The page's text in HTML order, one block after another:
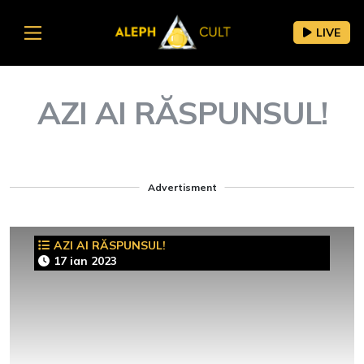
LIVE
AZI AI RĂSPUNSUL!
Advertisment
AZI AI RĂSPUNSUL!
17 ian 2023